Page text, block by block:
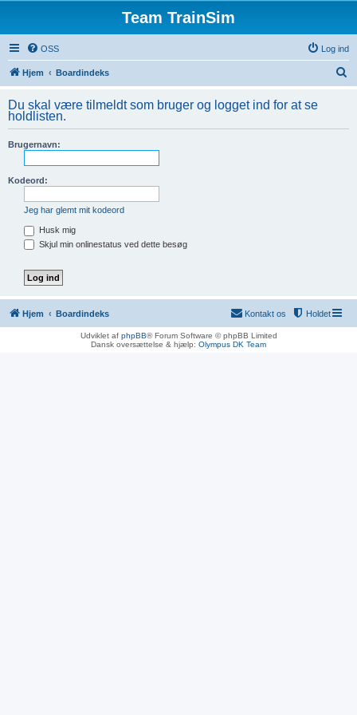
Team TrainSim
OSS Log ind
Hjem Boardindeks
Du skal være tilmeldt som bruger og logget ind for at se
holdlisten.
Brugernavn:
Kodeord:
Jeg har glemt mit kodeord
Husk mig
Skjul min onlinestatus ved dette besøg
Hjem Boardindeks Holdet
Kontakt os
Udviklet af phpBB® Forum Software © phpBB Limited
Dansk oversættelse & hjælp: Olympus DK Team